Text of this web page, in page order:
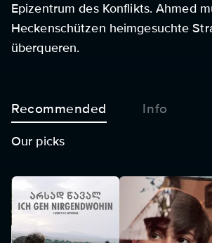
Epizentrum des Konflikts. Ahmed
Heckenschützen heimgesuchte
überqueren.
Recommended Info
Our picks